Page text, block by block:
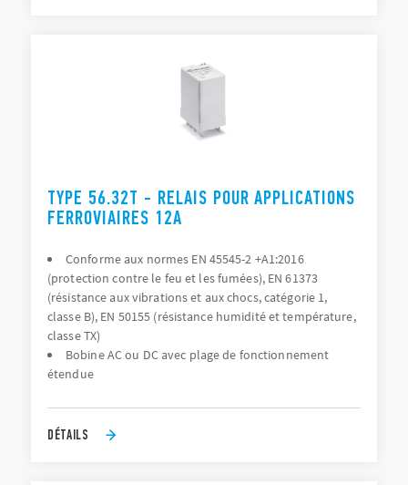
TYPE 56.32T - RELAIS POUR APPLICATIONS
FERROVIAIRES 12A
Conforme aux normes EN 45545-2 +A1:2016
(protection contre le feu et les fumées), EN 61373
(résistance aux vibrations et aux chocs, catégorie 1,
classe B), EN 50155 (résistance humidité et température,
classe TX)
Bobine AC ou DC avec plage de fonctionnement
étendue
DÉTAILS